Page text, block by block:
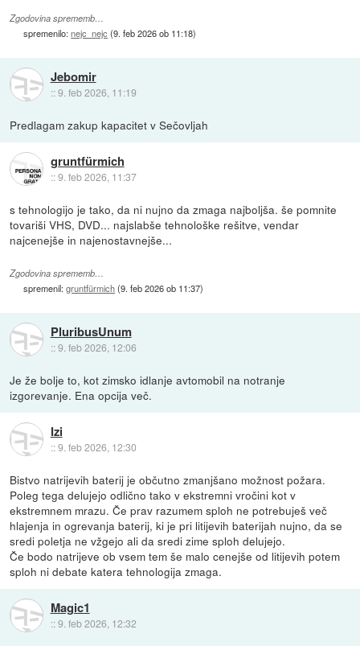
Zgodovina sprememb…
spremenilo:nejc_nejc (9. feb 2026 ob 11:18)
Jebomir
::9. feb 2026, 11:19
Predlagam zakup kapacitet v Sečovljah
gruntfürmich
::9. feb 2026, 11:37
s tehnologijo je tako, da ni nujno da zmaga najboljša. še pomnite
tovariši VHS, DVD... najslabše tehnološke rešitve, vendar
najcenejše in najenostavnejše...
Zgodovina sprememb…
spremenil:gruntfürmich(9. feb 2026 ob 11:37)
PluribusUnum
::9. feb 2026, 12:06
Je že bolje to, kot zimsko idlanje avtomobil na notranje
izgorevanje. Ena opcija več.
Izi
::9. feb 2026, 12:30
Bistvo natrijevih baterij je občutno zmanjšano možnost požara.
Poleg tega delujejo odlično tako v ekstremni vročini kot v
ekstremnem mrazu. Če prav razumem sploh ne potrebuješ več
hlajenja in ogrevanja baterij, ki je pri litijevih baterijah nujno, da se
sredi poletja ne vžgejo ali da sredi zime sploh delujejo.
Če bodo natrijeve ob vsem tem še malo cenejše od litijevih potem
sploh ni debate katera tehnologija zmaga.
Magic1
::9. feb 2026, 12:32